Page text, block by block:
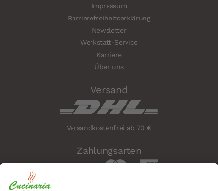
Impressum
Barrierefreiheitserklärung
Newsletter
Werkstatt-Service
Karriere
Über uns
Versand
Versandkostenfrei ab 70 €
Zahlungsarten